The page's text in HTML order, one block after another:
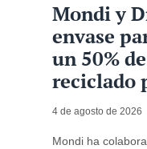
Mondi y
envase
un 50%
reciclado
4 de agosto de 2026
Mondi ha